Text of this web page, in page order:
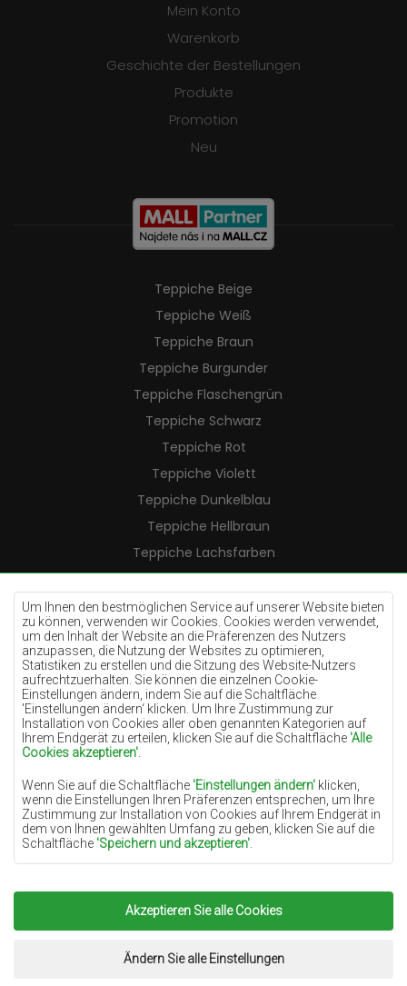
Um Ihnen den bestmöglichen Service auf unserer Website bieten
zu können, verwenden wir Cookies. Cookies werden verwendet,
um den Inhalt der Website an die Präferenzen des Nutzers
anzupassen, die Nutzung der Websites zu optimieren,
Statistiken zu erstellen und die Sitzung des Website-Nutzers
aufrechtzuerhalten. Sie können die einzelnen Cookie-
Einstellungen ändern, indem Sie auf die Schaltfläche
'Einstellungen ändern‘ klicken. Um Ihre Zustimmung zur
Installation von Cookies aller oben genannten Kategorien auf
Ihrem Endgerät zu erteilen, klicken Sie auf die Schaltfläche 'Alle
Cookies akzeptieren'
Wenn Sie auf die Schaltfläche 'Einstellungen ändern' klicken,
wenn die Einstellungen Ihren Präferenzen entsprechen, um Ihre
Zustimmung zur Installation von Cookies auf Ihrem Endgerät in
dem von Ihnen gewählten Umfang zu geben, klicken Sie auf die
Schaltfläche 'Speichern und akzeptieren'
Grundlage für die Verarbeitung das berechtigte Interesse des
Datenverwalters (TEPPICHECHEMEX) oder Dritter in Form der
Bereitstellung qualitativ hochwertiger Dienste auf unserer
Website und der Marketingaktivitäten des Datenverwalters und
seiner vertrauenswürdigen Partner.
Akzeptieren Sie alle Cookies
Ändern Sie alle Einstellungen
Mein Konto
Warenkorb
Geschichte der Bestellungen
Produkte
Promotion
Neu
Teppiche Beige
Teppiche Weiß
Teppiche Braun
Teppiche Burgunder
Teppiche Flaschengrün
Teppiche Schwarz
Teppiche Rot
Teppiche Violett
Teppiche Dunkelblau
Teppiche Hellbraun
Teppiche Lachsfarben
Teppiche Cremefarben
Teppiche Lilac
Teppiche Gelb
Teppiche Pfefferminz
Teppiche Blau
Teppiche Orange
Teppiche Rosa
Teppiche Terrakotte
Teppiche Grün
Teppiche Golden
Copyright 2022Teppiche Chemex.Alle Rechte
Umsetzung:www.dimax.pl